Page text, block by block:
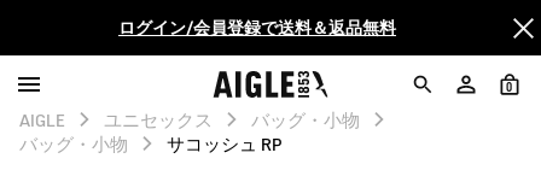
ログイン/会員登録で送料＆返品無料
AIGLE CLUB ポイントサービス終了のお知らせ
【最大50%OFF】FINAL SALEがスタート！
0
AIGLE ユニセックス
バッグ・小物
バッグ・小物
サコッシュ RP